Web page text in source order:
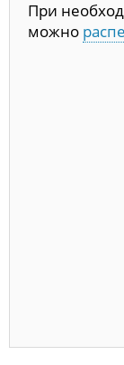
При
можно